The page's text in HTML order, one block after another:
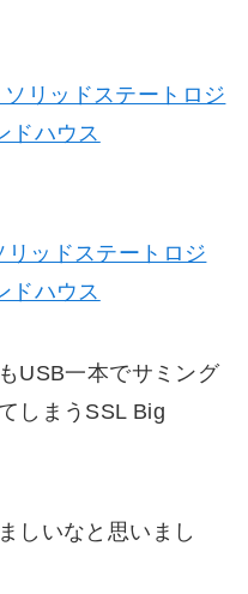
ッドステートロジ
ドハウス
USB一本でサミング
しまうSSL Big
しいなと思いまし